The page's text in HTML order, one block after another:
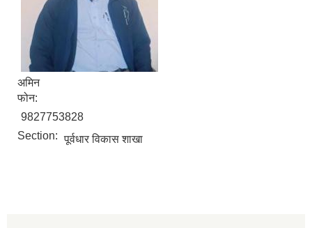
अमिन
फोन:
9827753828
Section: पूर्वधार विकास शाखा